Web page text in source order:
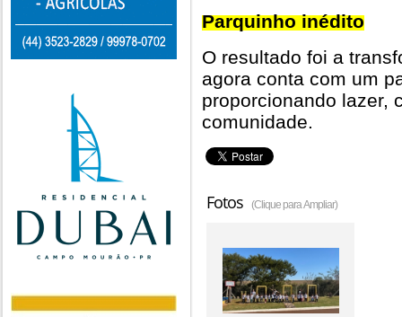
Parquinho inédito
O resultado foi a
agora conta com um
proporcionando lazer,
comunidade.
Fotos (Clique para Ampliar)